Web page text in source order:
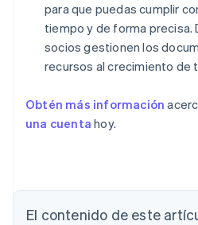
para que puedas cumplir
tiempo y de forma precisa.
socios gestionen los
recursos al crecimiento de
Obtén más información
una cuenta hoy.
El contenido de este